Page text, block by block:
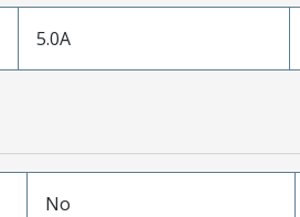
5.0A
No